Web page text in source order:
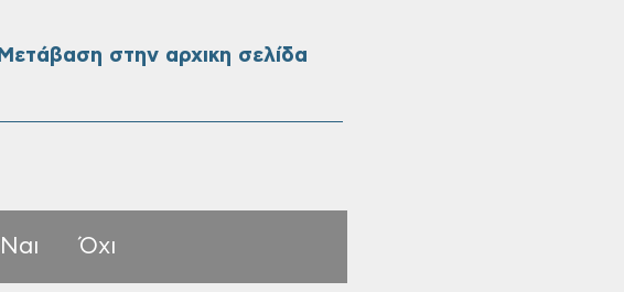
Μετάβαση στην αρχικη σελίδα
Ναι Όχι